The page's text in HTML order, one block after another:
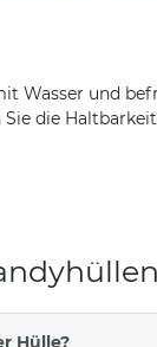
Wasser und
die
Hülle?